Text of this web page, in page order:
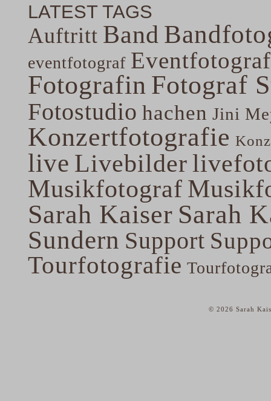
LATEST TAGS
Auftritt Band
eventfotograf
Fotografin Fotograf
Fotostudio hachen Jini
Konzertfotografie
live Livebilder
Musikfotograf
Sarah Kaiser Sarah
Sundern Support
Tourfotografie
© 2026 Sarah